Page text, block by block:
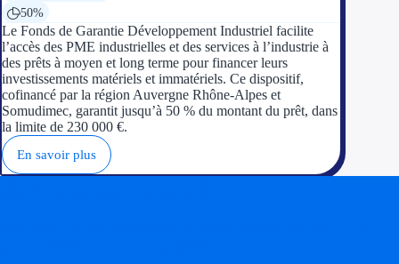
50%
Le Fonds de Garantie Développement Industriel facilite
l’accès des PME industrielles et des services à l’industrie à
des prêts à moyen et long terme pour financer leurs
investissements matériels et immatériels. Ce dispositif,
cofinancé par la région Auvergne Rhône-Alpes et
Somudimec, garantit jusqu’à 50 % du montant du prêt, dans
la limite de 230 000 €.
En savoir plus